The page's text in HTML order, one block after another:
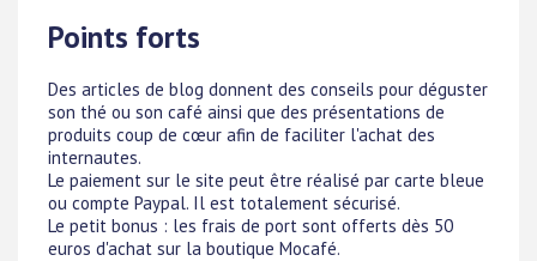
Points forts
Des articles de blog donnent des conseils pour déguster
son thé ou son café ainsi que des présentations de
produits coup de cœur afin de faciliter l'achat des
internautes.
Le paiement sur le site peut être réalisé par carte bleue
ou compte Paypal. Il est totalement sécurisé.
Le petit bonus : les frais de port sont offerts dès 50
euros d'achat sur la boutique Mocafé.